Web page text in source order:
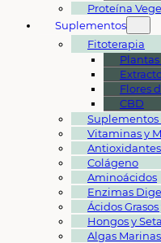
Proteína
Suplementos
Fitoterapia
Flores
CBD
Vitaminas y
Antioxidantes
Colágeno
Aminoácidos
Enzimas
Ácidos
Hongos y
Algas